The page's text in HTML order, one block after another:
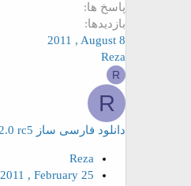
پاسخ ها
بازدیدها
2011 , August 8
Reza
R
R
دانلود فارسی ساز smf 2.0 rc5
Reza
2011 , February 25